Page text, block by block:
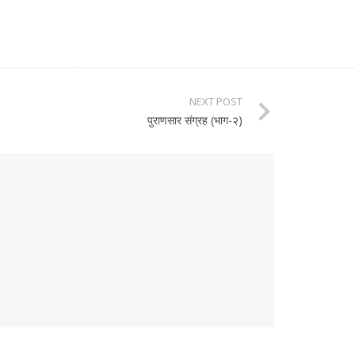
NEXT POST
पुराणसार संग्रह (भाग-२)